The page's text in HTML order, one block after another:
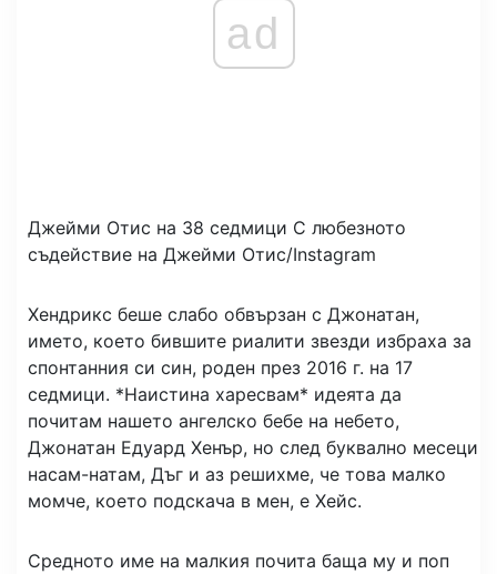
ad
Джейми Отис на 38 седмици С любезното
съдействие на Джейми Отис/Instagram
Хендрикс беше слабо обвързан с Джонатан,
името, което бившите риалити звезди избраха за
спонтанния си син, роден през 2016 г. на 17
седмици. *Наистина харесвам* идеята да
почитам нашето ангелско бебе на небето,
Джонатан Едуард Хенър, но след буквално месеци
насам-натам, Дъг и аз решихме, че това малко
момче, което подскача в мен, е Хейс.
Средното име на малкия почита баща му и поп